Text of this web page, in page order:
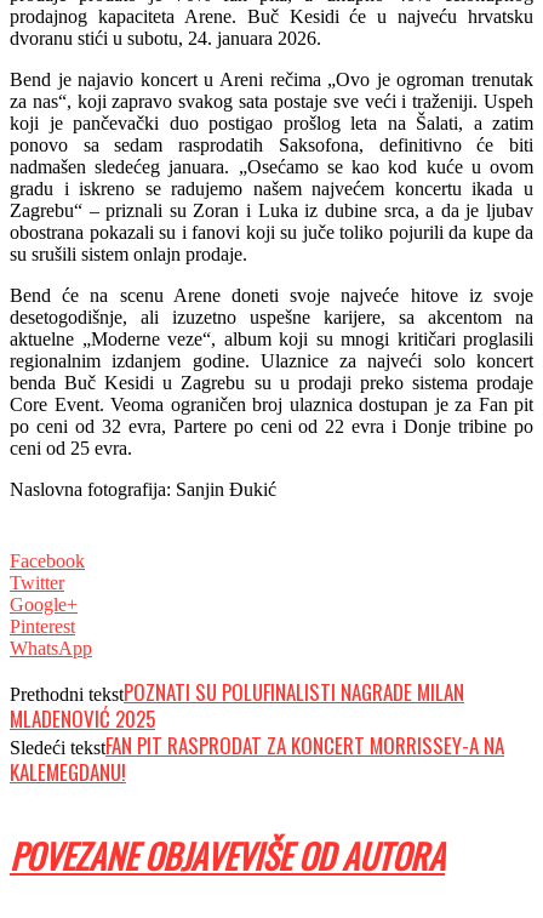
prodajnog kapaciteta Arene. Buč Kesidi će u najveću hrvatsku
dvoranu stići u subotu, 24. januara 2026.
Bend je najavio koncert u Areni rečima „Ovo je ogroman trenutak
za nas“, koji zapravo svakog sata postaje sve veći i traženiji. Uspeh
koji je pančevački duo postigao prošlog leta na Šalati, a zatim
ponovo sa sedam rasprodatih Saksofona, definitivno će biti
nadmašen sledećeg januara. „Osećamo se kao kod kuće u ovom
gradu i iskreno se radujemo našem najvećem koncertu ikada u
Zagrebu“ – priznali su Zoran i Luka iz dubine srca, a da je ljubav
obostrana pokazali su i fanovi koji su juče toliko pojurili da kupe da
su srušili sistem onlajn prodaje.
Bend će na scenu Arene doneti svoje najveće hitove iz svoje
desetogodišnje, ali izuzetno uspešne karijere, sa akcentom na
aktuelne „Moderne veze“, album koji su mnogi kritičari proglasili
regionalnim izdanjem godine. Ulaznice za najveći solo koncert
benda Buč Kesidi u Zagrebu su u prodaji preko sistema prodaje
Core Event. Veoma ograničen broj ulaznica dostupan je za Fan pit
po ceni od 32 evra, Partere po ceni od 22 evra i Donje tribine po
ceni od 25 evra.
Naslovna fotografija: Sanjin Đukić
Facebook
Twitter
Google+
Pinterest
WhatsApp
Prethodni tekstPOZNATI SU POLUFINALISTI NAGRADE MILAN
MLADENOVIĆ 2025
Sledeći tekstFAN PIT RASPRODAT ZA KONCERT MORRISSEY-A NA
KALEMEGDANU!
POVEZANE OBJAVEVIŠE OD AUTORA